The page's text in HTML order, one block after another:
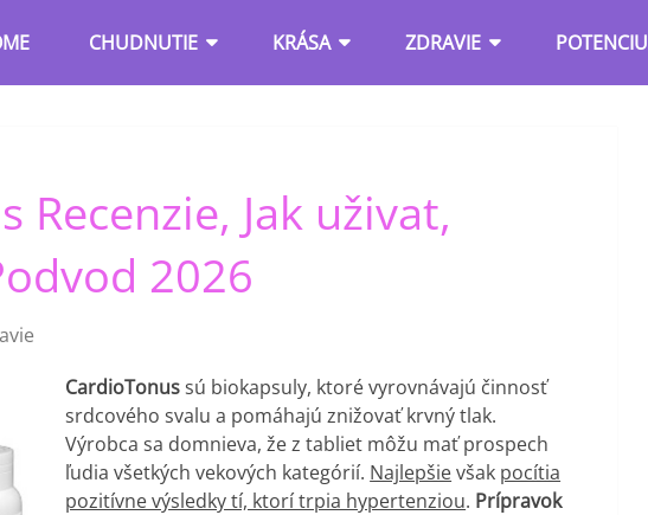
CHUDNUTIE KRÁSA ZDRAVIE POTENCIU
Recenzie, Jak uživat,
2026
CardioTonussú biokapsuly, ktoré vyrovnávajú činnosť
srdcového svalu a pomáhajú znižovať krvný tlak.
Výrobca sa domnieva, že z tabliet môžu mať prospech
ľudia všetkých vekových kategórií. Najlepšievšak pocítia
pozitívne výsledky tí, ktorí trpia hypertenziou. Prípravok